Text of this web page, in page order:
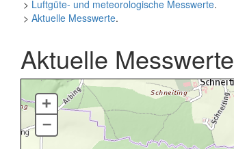
> Luftgüte- und meteorologische Messwerte.
> Aktuelle Messwerte.
Aktuelle Messwerte
+
–